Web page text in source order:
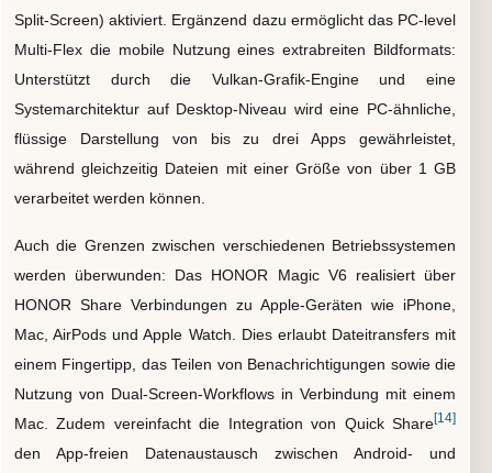
Split-Screen) aktiviert. Ergänzend dazu ermöglicht das PC-level
Multi-Flex die mobile Nutzung eines extrabreiten Bildformats:
Unterstützt durch die Vulkan-Grafik-Engine und eine
Systemarchitektur auf Desktop-Niveau wird eine PC-ähnliche,
flüssige Darstellung von bis zu drei Apps gewährleistet,
während gleichzeitig Dateien mit einer Größe von über 1 GB
verarbeitet werden können.
Auch die Grenzen zwischen verschiedenen Betriebssystemen
werden überwunden: Das HONOR Magic V6 realisiert über
HONOR Share Verbindungen zu Apple-Geräten wie iPhone,
Mac, AirPods und Apple Watch. Dies erlaubt Dateitransfers mit
einem Fingertipp, das Teilen von Benachrichtigungen sowie die
Nutzung von Dual-Screen-Workflows in Verbindung mit einem
Mac. Zudem vereinfacht die Integration von Quick Share[14]
den App-freien Datenaustausch zwischen Android- und